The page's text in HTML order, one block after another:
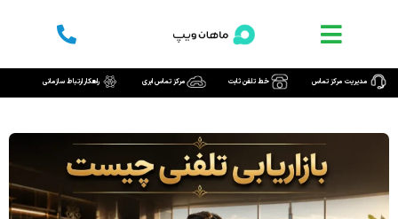
محتوامدیریت مرکز تماس خط تلفن ثابت مرکز تماس ابری راهکار ارتباط سازمانی